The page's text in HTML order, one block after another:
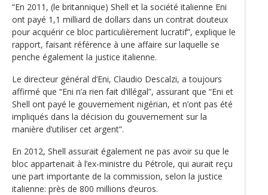
“En 2011, (le britannique) Shell et la société italienne Eni
ont payé 1,1 milliard de dollars dans un contrat douteux
pour acquérir ce bloc particulièrement lucratif”, explique le
rapport, faisant référence à une affaire sur laquelle se
penche également la justice italienne.
Le directeur général d’Eni, Claudio Descalzi, a toujours
affirmé que “Eni n’a rien fait d’illégal”, assurant que “Eni et
Shell ont payé le gouvernement nigérian, et n’ont pas été
impliqués dans la décision du gouvernement sur la
manière d’utiliser cet argent”.
En 2012, Shell assurait également ne pas avoir su que le
bloc appartenait à l’ex-ministre du Pétrole, qui aurait reçu
une part importante de la commission, selon la justice
italienne: près de 800 millions d’euros.